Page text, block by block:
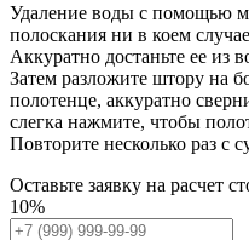
Удаление воды с помощью
полоскания ни в коем
Аккуратно достаньте ее из
Затем разложите штору на
полотенце, аккуратно
слегка нажмите, чтобы
Повторите несколько раз с
Оставьте заявку на расчет
10%